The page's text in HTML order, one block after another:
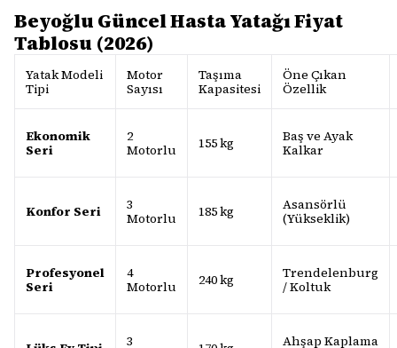
Beyoğlu Güncel Hasta Yatağı Fiyat
Tablosu (2026)
Yatak Modeli
Tipi
Motor
Sayısı
Taşıma
Kapasitesi
Öne Çıkan
Özellik
Ekonomik
Seri
2
Motorlu
155 kg
Baş ve Ayak
Kalkar
Konfor Seri
3
Motorlu
185 kg
Asansörlü
(Yükseklik)
Profesyonel
Seri
4
Motorlu
240 kg
Trendelenburg
/ Koltuk
3
Ahşap Kaplama